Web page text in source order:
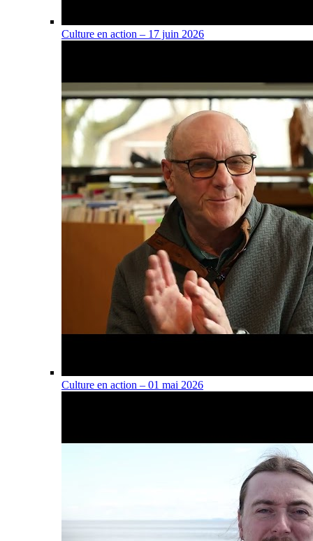
Culture en action – 17 juin 2026
Culture en action – 01 mai 2026